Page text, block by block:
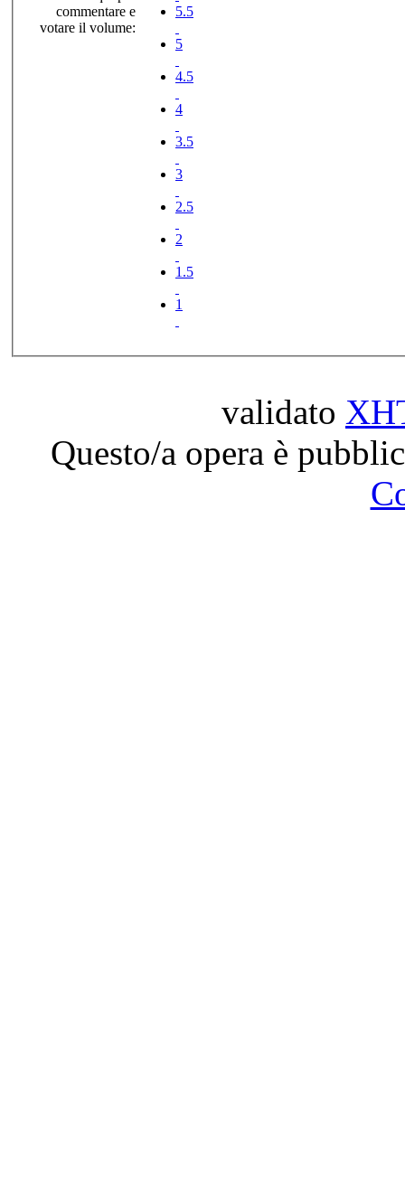
commentare e
votare il volume:
5.5
5
4.5
4
3.5
3
2.5
2
1.5
1
validato
Questo/a opera è